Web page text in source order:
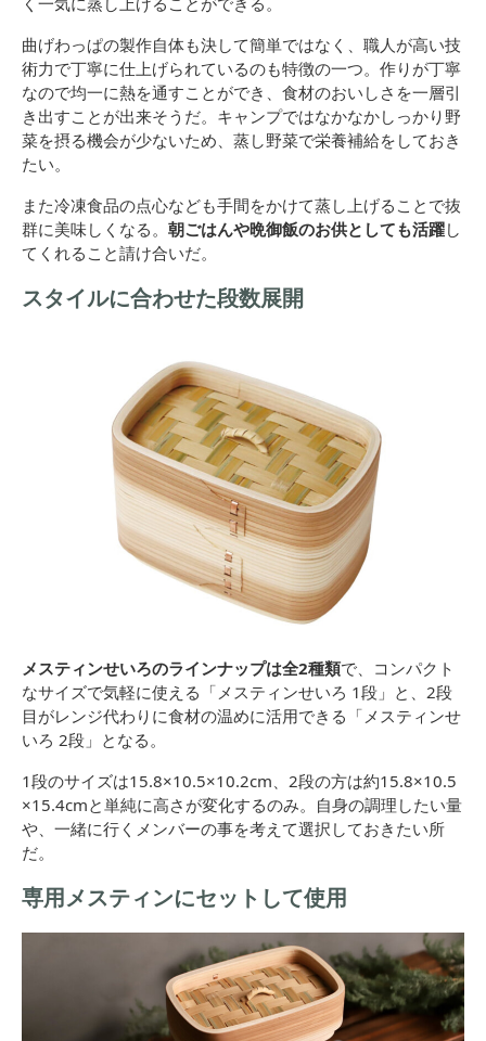
曲げわっぱの製作自体も決して簡単ではなく、職人が高い技
術力で丁寧に仕上げられているのも特徴の一つ。作りが丁寧
なので均一に熱を通すことができ、食材のおいしさを一層引
き出すことが出来そうだ。キャンプではなかなかしっかり野
菜を摂る機会が少ないため、蒸し野菜で栄養補給をしておき
たい。
また冷凍食品の点心なども手間をかけて蒸し上げることで抜
群に美味しくなる。 朝ごはんや晩御飯のお供としても活躍し
てくれること請け合いだ。
スタイルに合わせた段数展開
メスティンせいろのラインナップは全2種類で、コンパクト
なサイズで気軽に使える「メスティンせいろ 1段」と、2段
目がレンジ代わりに食材の温めに活用できる「メスティンせ
いろ 2段」となる。
1段のサイズは15.8×10.5×10.2cm、2段の方は約15.8×10.5
×15.4cmと単純に高さが変化するのみ。自身の調理したい量
や、一緒に行くメンバーの事を考えて選択しておきたい所
だ。
専用メスティンにセットして使用